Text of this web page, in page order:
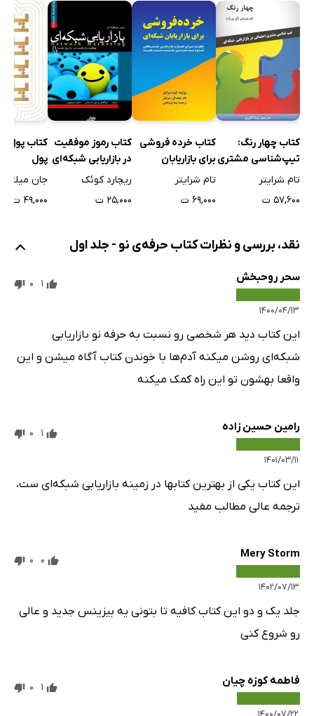
کتاب چهار رنگ:
تیپ‌شناسی مشتری
احتمالی در بازاریابی
تام شرایتر
۵۷,۶۰۰ ت
کتاب خرده‌ فروشی
برای بازاریابان
شبکه‌ای
تام شرایتر
۶۹,۰۰۰ ت
کتاب رموز موفقیت
در بازاریابی شبکه‌ای
ریچارد کوئک
۲۵,۰۰۰ ت
کتاب پول
پول
جان
۴۹,۰۰۰ ت
نقد، بررسی و نظرات کتاب حرفه‌ی نو - جلد اول
سحر روحبخش
۱۴۰۰/۰۴/۱۳
1
0
این کتاب دید هر شخصی رو نسبت به حرفه نو بازاریابی
شبکه‌ای روشن میکنه آدم‌ها با خوندن کتاب آگاه میشن و این
واقعا بهشون تو این راه کمک میکنه
رامین حسین زاده
۱۴۰۱/۰۳/۱۱
1
0
این کتاب یکی از بهترین کتابها در زمینه بازاریابی شبکه‌ای ست،
ترجمه عالی مطالب مفید
Mery Storm
۱۴۰۲/۰۷/۱۳
0
0
جلد یک و دو این کتاب کافیه تا بتونی یه بیزینس جدید و عالی
رو شروع کنی
فاطمه کوزه چیان 1
0